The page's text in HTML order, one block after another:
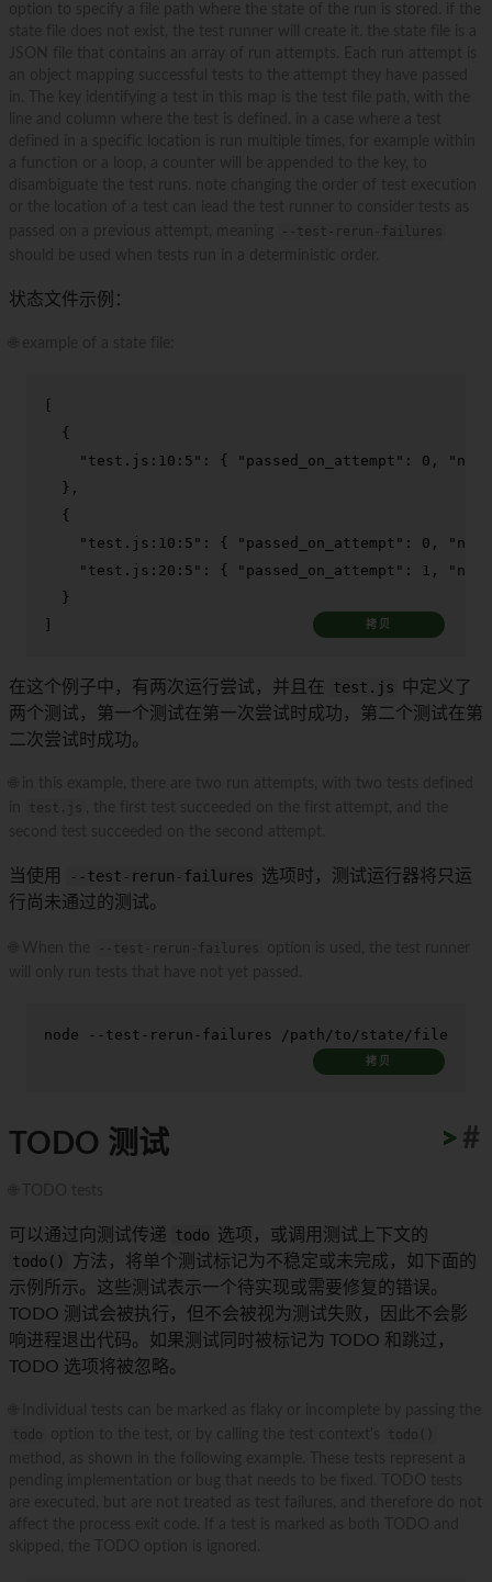
状态文件示例：
{
"test.js:10:5" : { "passed_on_attempt" : 0 ,
} ,
{
"test.js:10:5" : { "passed_on_attempt" : 0 ,
"test.js:20:5" : { "passed_on_attempt" : 1 ,
}
拷贝
在这个例子中，有两次运行尝试，并且在 test.js
中定义了
两个测试，第一个测试在第一次尝试时成功，第二个测试在第
二次尝试时成功。
当使用 --test-rerun-failures 选项时，测试运行器将只运
行尚未通过的测试。
node --test-rerun-failures /path/to/state/file
拷贝
TODO 测试 #
>
>
>
>
>
>
>
>
>
>
可以通过向测试传递 todo 选项，或调用测试上下文的
todo()
方法，将单个测试标记为不稳定或未完成，如下面的
示例所示。这些测试表示一个待实现或需要修复的错误。
TODO 测试会被执行，但不会被视为测试失败，因此不会影
响进程退出代码。如果测试同时被标记为 TODO 和跳过，
TODO 选项将被忽略。